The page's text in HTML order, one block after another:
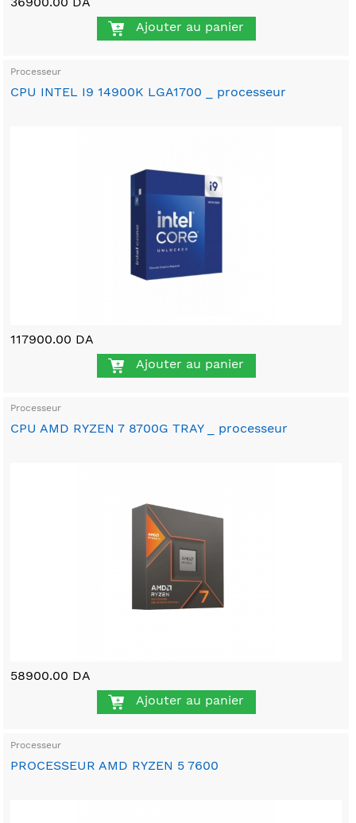
Ajouter au panier
Processeur
CPU INTEL I9 14900K LGA1700 _ processeur
117900.00 DA
Ajouter au panier
Processeur
CPU AMD RYZEN 7 8700G TRAY _ processeur
58900.00 DA
Ajouter au panier
Processeur
PROCESSEUR AMD RYZEN 5 7600